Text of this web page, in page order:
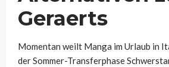
Geraerts
Momentan weilt Manga im Urlaub in
der Sommer-Transferphase